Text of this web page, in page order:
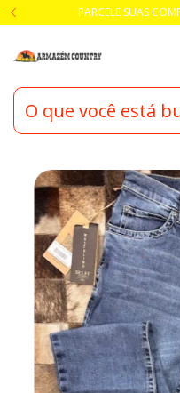
PARCELE SUAS